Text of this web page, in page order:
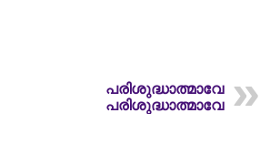
പരിശുദ്ധാത്മാവേ
പരിശുദ്ധാത്മാവേ